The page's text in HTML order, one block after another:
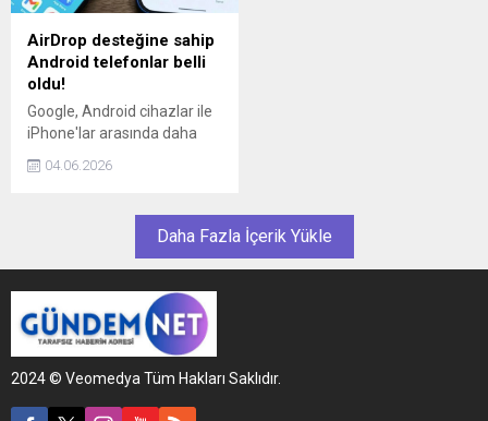
açıkladı.
AirDrop desteğine sahip
Android telefonlar belli
oldu!
Google, Android cihazlar ile
iPhone'lar arasında daha
kolay dosya paylaşımının
önünü açacak yeni özelliğin
Güncellenen listeyle birlikte
çok sayıda Android model,
AirDrop benzeri dosya
04.06.2026
Daha Fazla İçerik Yükle
2024 © Veomedya Tüm Hakları Saklıdır.